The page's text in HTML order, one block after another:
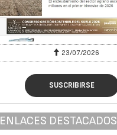
23/07/2026
SUSCRIBIRSE
ENLACES DESTACADOS